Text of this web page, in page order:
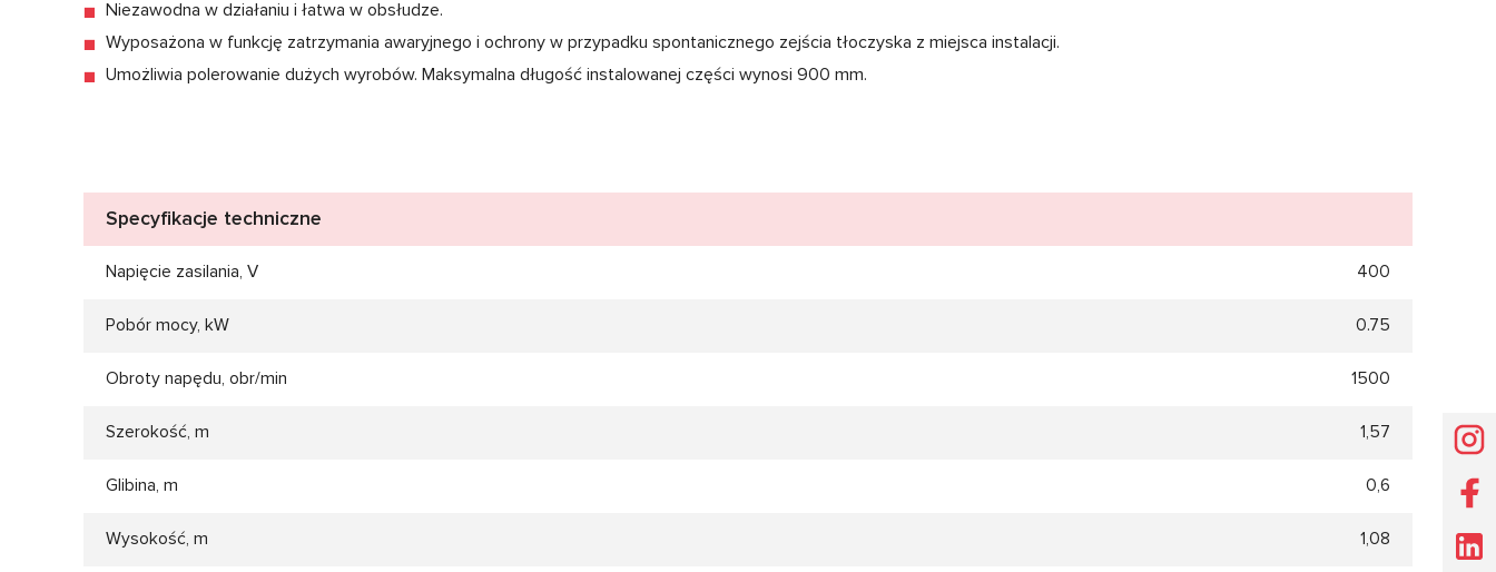
Niezawodna w działaniu i łatwa w obsłudze.
Wyposażona w funkcję zatrzymania awaryjnego i ochrony w przypadku spontanicznego zejścia tłoczyska z miejsca instalacji.
Umożliwia polerowanie dużych wyrobów. Maksymalna długość instalowanej części wynosi 900 mm.
Specyfikacje techniczne
Napięcie zasilania, V 400
Pobór mocy, kW 0.75
Obroty napędu, obr/min 1500
Szerokość, m 1,57
Glibina, m 0,6
Wysokość, m 1,08